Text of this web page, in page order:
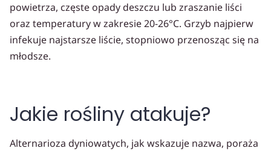
powietrza, częste opady deszczu lub zraszanie liści
oraz temperatury w zakresie 20-26°C. Grzyb najpierw
infekuje najstarsze liście, stopniowo przenosząc się na
młodsze.
Jakie rośliny atakuje?
Alternarioza dyniowatych, jak wskazuje nazwa, poraża